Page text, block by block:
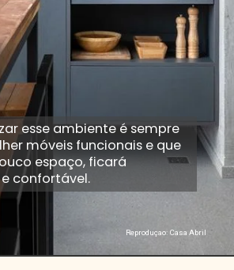
esse ambiente é sempre
móveis funcionais e que
espaço, ficará
confortável.
Reproduçao: Casa Abril